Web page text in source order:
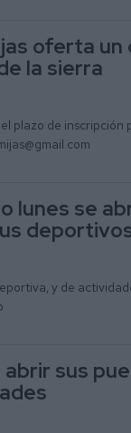
oferta
la sierra
plazo de inscripción
lunes se
y de
abrir sus